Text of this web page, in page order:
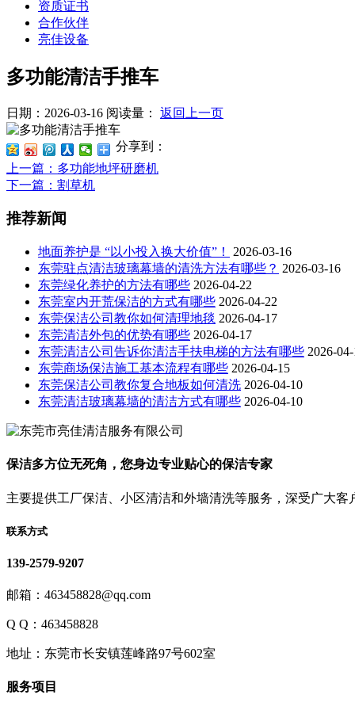
资质证书
合作伙伴
亮佳设备
多功能清洁手推车
日期：2026-03-16 阅读量： 返回上一页
分享到：
上一篇 ：多功能地坪研磨机
下一篇 ：割草机
推荐新闻
地面养护是 “以小投入换大价值”！
2026-03-16
东莞驻点清洁玻璃幕墙的清洗方法有哪些？ 2026-03-16
东莞绿化养护的方法有哪些 2026-04-22
东莞室内开荒保洁的方式有哪些 2026-04-22
东莞保洁公司教你如何清理地毯 2026-04-17
东莞清洁外包的优势有哪些 2026-04-17
东莞清洁公司告诉你清洁手扶电梯的方法有哪些 2026-
东莞商场保洁施工基本流程有哪些 2026-04-15
东莞保洁公司教你复合地板如何清洗 2026-04-10
东莞清洁玻璃幕墙的清洁方式有哪些 2026-04-10
保洁多方位无死角，您身边专业贴心的保洁专家
主要提供工厂保洁、小区清洁和外墙清洗等服务，深受广大客
联系方式
139-2579-9207
邮箱：463458828@qq.com
Q Q：463458828
地址：东莞市长安镇莲峰路97号602室
服务项目